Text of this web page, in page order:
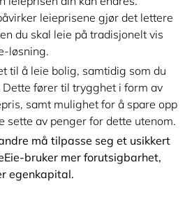
leieprisene gjør det lettere
du skal leie på tradisjonelt vis
løsning.
til å leie bolig, samtidig som du
Dette fører til trygghet i form av
samt mulighet for å spare opp
sette av penger for dette utenom.
må tilpasse seg et usikkert
bruker mer forutsigbarhet,
egenkapital.